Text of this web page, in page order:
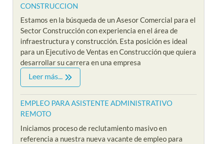
CONSTRUCCION
Estamos en la búsqueda de un Asesor Comercial para el
Sector Construcción con experiencia en el área de
infraestructura y construcción. Esta posición es ideal
para un Ejecutivo de Ventas en Construcción que quiera
desarrollar su carrera en una empresa
Leer más...
EMPLEO PARA ASISTENTE ADMINISTRATIVO
REMOTO
Iniciamos proceso de reclutamiento masivo en
referencia a nuestra nueva vacante de empleo para